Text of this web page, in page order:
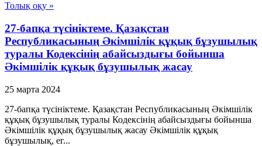
Толық оқу »
27-бапқа түсініктеме. Қазақстан
Республикасының Әкімшілік құқық бұзушылық
туралы Кодексінің абайсыздығы бойынша
Әкімшілік құқық бұзушылық жасау
25 марта 2024
27-бапқа түсініктеме. Қазақстан Республикасының Әкімшілік
құқық бұзушылық туралы Кодексінің абайсыздығы бойынша
Әкімшілік құқық бұзушылық жасау Әкімшілік құқық
бұзушылық, ег...